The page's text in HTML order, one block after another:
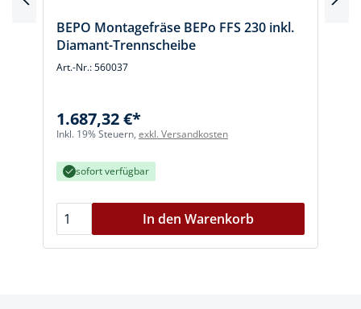
BEPO Montagefräse BEPo FFS 230 inkl.
Diamant-Trennscheibe
Art.-Nr.: 560037
1.687,32 €*
Inkl. 19% Steuern, exkl. Versandkosten
sofort verfügbar
In den Warenkorb